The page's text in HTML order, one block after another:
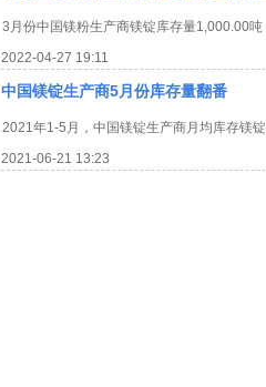
3月份中国镁粉生产商镁锭库存量1,000.00吨
2022-04-27 19:11
中国镁锭生产商5月份库存量翻番
2021年1-5月，中国镁锭生产商月均库存镁
2021-06-21 13:23